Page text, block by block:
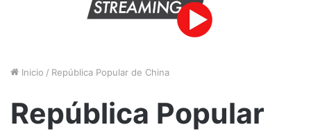
Inicio / República Popular de China
República Popular